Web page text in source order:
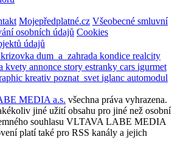
Mojepředplatné.cz Všeobecné smluvní
osobních údajů Cookies
údajů
dum_a_zahrada kondice realcity
kvety annonce story estranky cars igurmet
kreativ poznat_svet iglanc automodul
MEDIA a.s. všechna práva vyhrazena.
jiné užití obsahu pro jiné než osobní
souhlasu VLTAVA LABE MEDIA
platí také pro RSS kanály a jejich